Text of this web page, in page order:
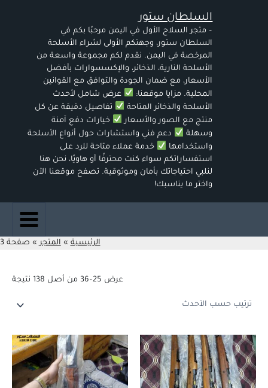
السلطان ستور
– متجر السلاح الأول في اليمن مرحبًا بكم في
السلطان ستور، وجهتكم الأولى لشراء الأسلحة
المرخصة في اليمن. نقدم لكم مجموعة واسعة من
الأسلحة النارية، الذخائر، والإكسسوارات بأفضل
الأسعار، مع ضمان الجودة والتوافق مع القوانين
المحلية. مزايا موقعنا:
عرض شامل لأحدث
الأسلحة والذخائر المتاحة
تفاصيل دقيقة عن كل
منتج مع الصور والأسعار
خيارات دفع آمنة
وسهلة
دعم فني واستشارات حول أنواع الأسلحة
واستخدامها
خدمة عملاء متاحة للرد على
استفساراتكم سواء كنت محترفًا أو هاويًا، نحن هنا
لنلبي احتياجاتك بأمان وموثوقية. تصفح موقعنا الآن
واختر ما يناسبك!
الرئيسية المتجر صفحة 3
عرض 25–36 من أصل 138 نتيجة